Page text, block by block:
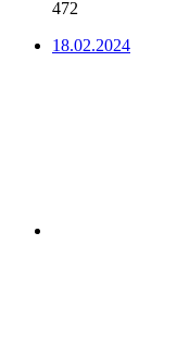
472
18.02.2024